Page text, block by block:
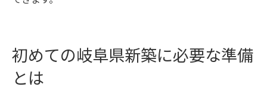
初めての岐阜県新築に必要な準備
とは